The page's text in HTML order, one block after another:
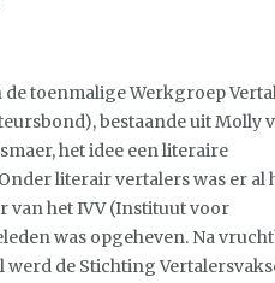
toenmalige Werkgroep
bestaande uit Molly
het idee een literaire
literair vertalers was er al
van het IVV (Instituut voor
was opgeheven. Na
de Stichting